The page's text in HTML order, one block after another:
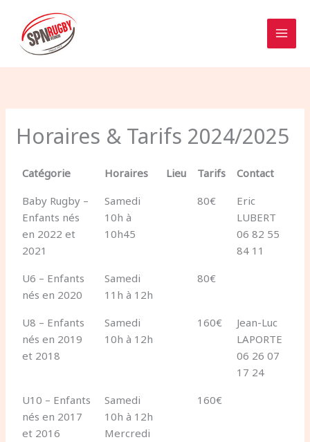
contenu
Horaires & Tarifs 2024/2025
Catégorie Horaires Lieu Tarifs
Contact
Baby Rugby –
Enfants nés
en 2022 et
2021
Samedi
10h à
10h45
80€
Eric
LUBERT
06 82 55
84 11
U6 – Enfants
nés en 2020
Samedi
11h à 12h
80€
U8 – Enfants
nés en 2019
et 2018
Samedi
10h à 12h
160€
Jean-Luc
LAPORTE
06 26 07
17 24
U10 – Enfants
nés en 2017
et 2016
Samedi
10h à 12h
Mercredi
160€